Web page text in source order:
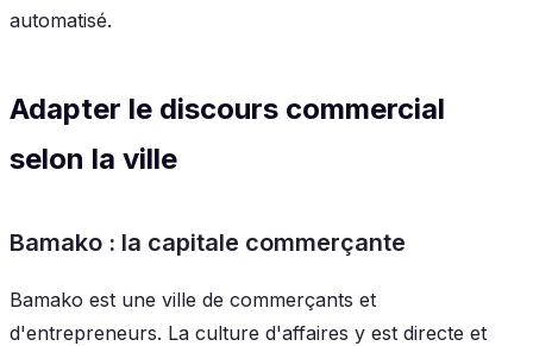
automatisé.
Adapter le discours commercial
selon la ville
Bamako : la capitale commerçante
Bamako est une ville de commerçants et
d'entrepreneurs. La culture d'affaires y est directe et